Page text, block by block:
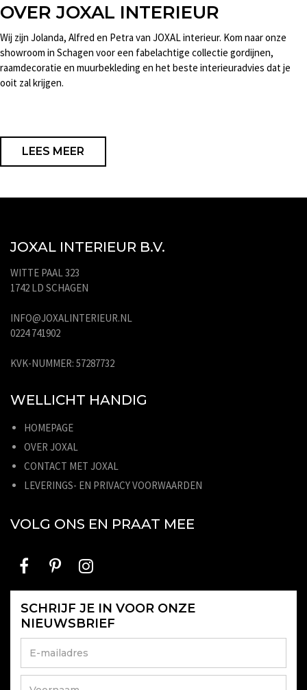
OVER JOXAL INTERIEUR
Wij zijn Jolanda, Alfred en Petra van JOXAL interieur. Kom naar onze
showroom in Schagen voor een fabelachtige collectie gordijnen,
raamdecoratie en muurbekleding en het beste interieuradvies dat je
ooit zal krijgen.
LEES MEER
JOXAL INTERIEUR B.V.
WITTE PAAL 323
1742 LD SCHAGEN
INFO@JOXALINTERIEUR.NL
0224 741902
KVK-NUMMER: 57287732
WELLICHT HANDIG
HOMEPAGE
OVER JOXAL
CONTACT MET JOXAL
LEVERINGS- EN PRIVACY VOORWAARDEN
VOLG ONS EN PRAAT MEE
SCHRIJF JE IN VOOR ONZE
NIEUWSBRIEF